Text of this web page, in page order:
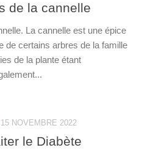
de la cannelle
La cannelle est une épice
de certains arbres de la famille
de la plante étant
15 NOVEMBRE 2022
le Diabète